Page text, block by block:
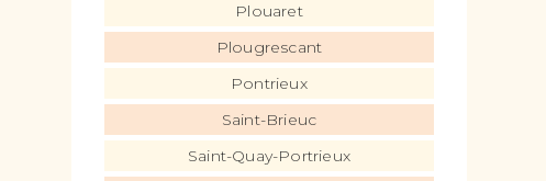
Plouaret
Plougrescant
Pontrieux
Saint-Brieuc
Saint-Quay-Portrieux